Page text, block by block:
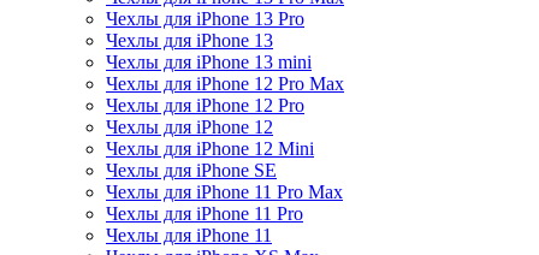
Чехлы для iPhone 13 Pro
Чехлы для iPhone 13
Чехлы для iPhone 13 mini
Чехлы для iPhone 12 Pro Max
Чехлы для iPhone 12 Pro
Чехлы для iPhone 12
Чехлы для iPhone 12 Mini
Чехлы для iPhone SE
Чехлы для iPhone 11 Pro Max
Чехлы для iPhone 11 Pro
Чехлы для iPhone 11